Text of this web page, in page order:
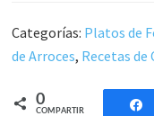
Categorías: Platos de
de Arroces, Recetas de
0
COMPARTIR